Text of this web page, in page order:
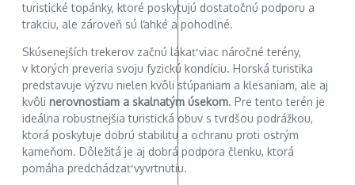
turistické topánky, ktoré poskytujú dostatočnú podporu a
trakciu, ale zároveň sú ľahké a pohodlné.
Skúsenejších trekerov začnú lákať viac náročné terény,
v ktorých preveria svoju fyzickú kondíciu. Horská turistika
predstavuje výzvu nielen kvôli stúpaniam a klesaniam, ale aj
kvôli nerovnostiam a skalnatým úsekom. Pre tento terén je
ideálna robustnejšia turistická obuv s tvrdšou podrážkou,
ktorá poskytuje dobrú stabilitu a ochranu proti ostrým
kameňom. Dôležitá je aj dobrá podpora členku, ktorá
pomáha predchádzať vyvrtnutiu.